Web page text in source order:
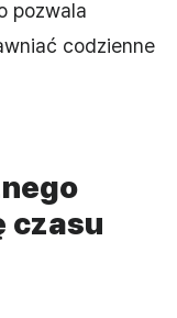
pozwala
codzienne
czasu